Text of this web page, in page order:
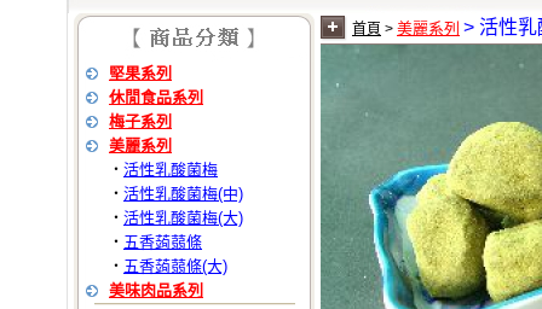
堅果系列
休閒食品系列
梅子系列
美麗系列
‧ 活性乳酸菌梅
‧ 活性乳酸菌梅(中)
‧ 活性乳酸菌梅(大)
‧ 五香蒟蒻條
‧ 五香蒟蒻條(大)
美味肉品系列
首頁 > 美麗系列 > 活性乳